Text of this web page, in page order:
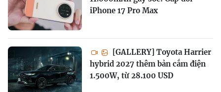
iPhone 17 Pro Max
[GALLERY] Toyota Harrier
hybrid 2027 thêm bản cắm điện
1.500W, từ 28.100 USD